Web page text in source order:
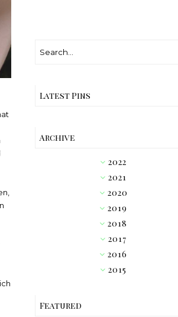
Latest Pins
Archive
►2022
►2021
►2020
►2019
▼2018
►2017
►2016
►2015
Featured